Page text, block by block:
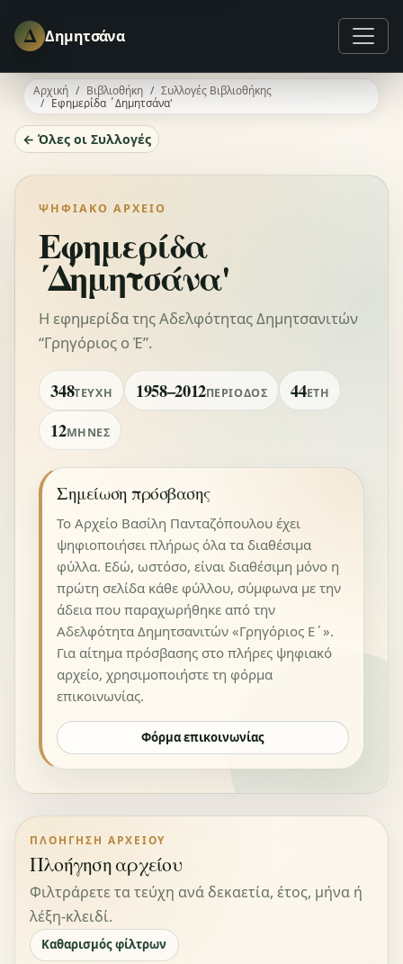
Δ Δημητσάνα
Αρχική Βιβλιοθήκη
Συλλογές Βιβλιοθήκης
Εφημερίδα ΄Δημητσάνα'
← Όλες οι Συλλογές
ΨΗΦΙΑΚΌ ΑΡΧΕΊΟ
Εφημερίδα
΄Δημητσάνα'
Η εφημερίδα της Αδελφότητας Δημητσανιτών
“Γρηγόριος ο Έ”.
348ΤΕΎΧΗ 1958–2012ΠΕΡΊΟΔΟΣ 44ΈΤΗ
12ΜΉΝΕΣ
Σημείωση πρόσβασης
Το Αρχείο Βασίλη Πανταζόπουλου έχει
ψηφιοποιήσει πλήρως όλα τα διαθέσιμα
φύλλα. Εδώ, ωστόσο, είναι διαθέσιμη μόνο η
πρώτη σελίδα κάθε φύλλου, σύμφωνα με την
άδεια που παραχωρήθηκε από την
Αδελφότητα Δημητσανιτών «Γρηγόριος Ε΄».
Για αίτημα πρόσβασης στο πλήρες ψηφιακό
αρχείο, χρησιμοποιήστε τη φόρμα
επικοινωνίας.
Φόρμα επικοινωνίας
ΠΛΟΉΓΗΣΗ ΑΡΧΕΊΟΥ
Πλοήγηση αρχείου
Φιλτράρετε τα τεύχη ανά δεκαετία, έτος, μήνα ή
λέξη-κλειδί.
Καθαρισμός φίλτρων